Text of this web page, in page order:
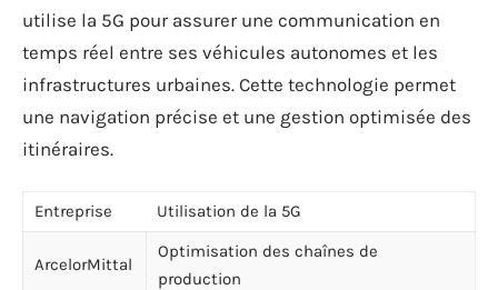
utilise la 5G pour assurer une communication en
temps réel entre ses véhicules autonomes et les
infrastructures urbaines. Cette technologie permet
une navigation précise et une gestion optimisée des
itinéraires.
Entreprise Utilisation de la 5G
ArcelorMittal
Optimisation des chaînes de
production